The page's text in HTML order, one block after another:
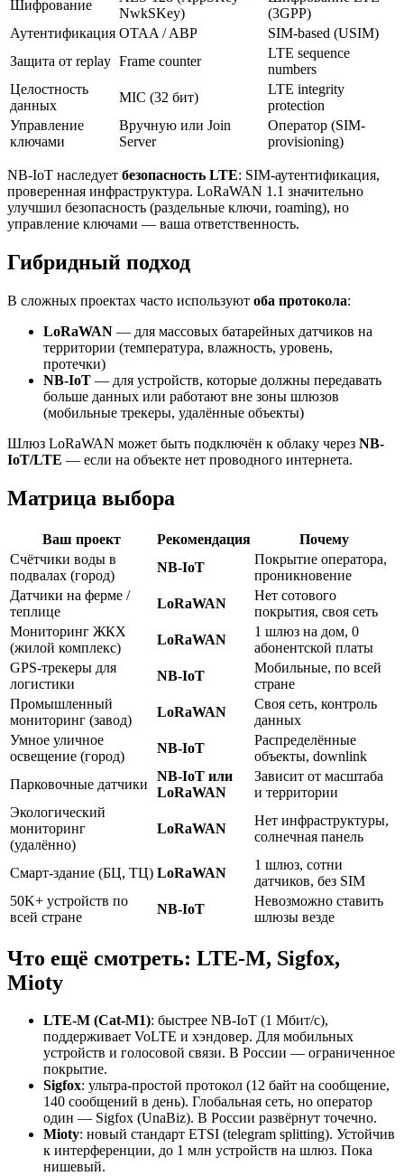
Шифрование
NwkSKey)
(3GPP)
Аутентификация OTAA / ABP
SIM-based (USIM)
Защита от replay Frame counter
LTE sequence
numbers
Целостность
данных
MIC (32 бит)
LTE integrity
protection
Управление
ключами
Вручную или Join
Server
Оператор (SIM-
provisioning)
NB-IoT наследует безопасность LTE: SIM-аутентификация,
проверенная инфраструктура. LoRaWAN 1.1 значительно
улучшил безопасность (раздельные ключи, roaming), но
управление ключами — ваша ответственность.
Гибридный подход
В сложных проектах часто используют оба протокола:
LoRaWAN — для массовых батарейных датчиков на
территории (температура, влажность, уровень,
протечки)
NB-IoT — для устройств, которые должны передавать
больше данных или работают вне зоны шлюзов
(мобильные трекеры, удалённые объекты)
Шлюз LoRaWAN может быть подключён к облаку через NB-
IoT/LTE — если на объекте нет проводного интернета.
Матрица выбора
Ваш проект Рекомендация
Почему
Счётчики воды в
подвалах (город)
NB-IoT
Покрытие оператора,
проникновение
Датчики на ферме /
теплице
LoRaWAN
Нет сотового
покрытия, своя сеть
Мониторинг ЖКХ
(жилой комплекс)
LoRaWAN
1 шлюз на дом, 0
абонентской платы
GPS-трекеры для
логистики
NB-IoT
Мобильные, по всей
стране
Промышленный
мониторинг (завод)
LoRaWAN
Своя сеть, контроль
данных
Умное уличное
освещение (город)
NB-IoT
Распределённые
объекты, downlink
Парковочные датчики
NB-IoT или
LoRaWAN
Зависит от масштаба
и территории
Экологический
мониторинг
(удалённо)
LoRaWAN
Нет инфраструктуры,
солнечная панель
Смарт-здание (БЦ, ТЦ) LoRaWAN
1 шлюз, сотни
датчиков, без SIM
50K+ устройств по
всей стране
NB-IoT
Невозможно ставить
шлюзы везде
Что ещё смотреть: LTE-M, Sigfox,
Mioty
LTE-M (Cat-M1): быстрее NB-IoT (1 Мбит/с),
поддерживает VoLTE и хэндовер. Для мобильных
устройств и голосовой связи. В России — ограниченное
покрытие.
Sigfox: ультра-простой протокол (12 байт на сообщение,
140 сообщений в день). Глобальная сеть, но оператор
один — Sigfox (UnaBiz). В России развёрнут точечно.
Mioty: новый стандарт ETSI (telegram splitting). Устойчив
к интерференции, до 1 млн устройств на шлюз. Пока
нишевый.